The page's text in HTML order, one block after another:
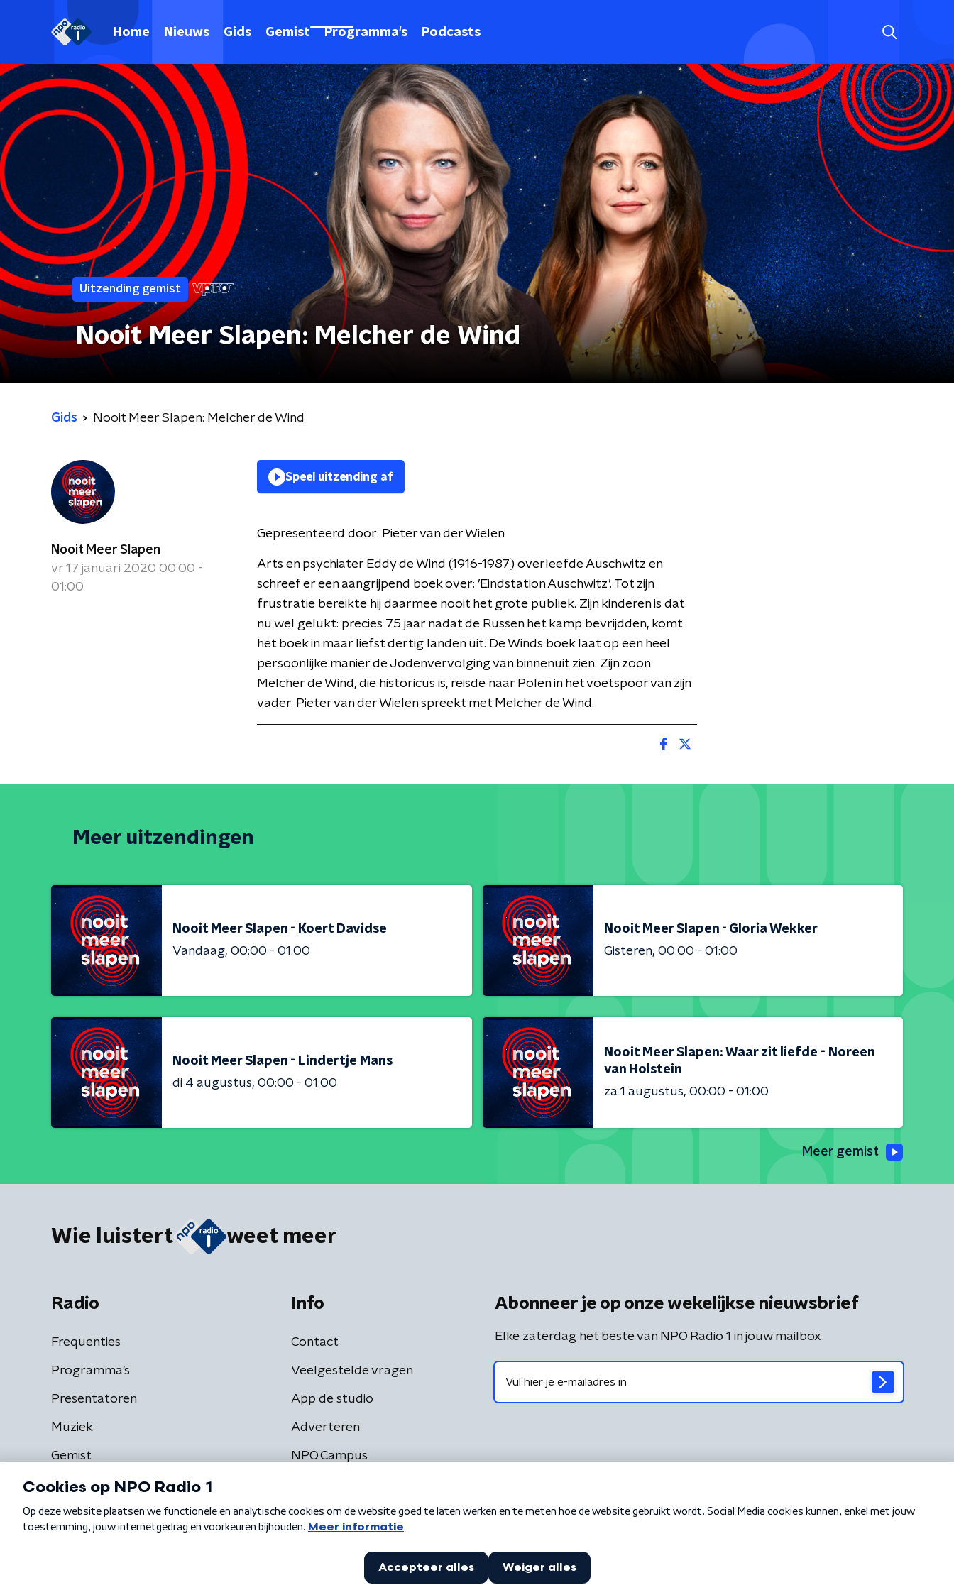
Home Nieuws Gids Gemist Programma's Podcasts
Uitzending gemist
Nooit Meer Slapen: Melcher de Wind
Gids Nooit Meer Slapen: Melcher de Wind
Nooit Meer Slapen
vr 17 januari 2020 00:00 -
01:00
Speel uitzending af
Gepresenteerd door: Pieter van der Wielen
Arts en psychiater Eddy de Wind (1916-1987) overleefde Auschwitz en
schreef er een aangrijpend boek over: ’Eindstation Auschwitz’. Tot zijn
frustratie bereikte hij daarmee nooit het grote publiek. Zijn kinderen is dat
nu wel gelukt: precies 75 jaar nadat de Russen het kamp bevrijdden, komt
het boek in maar liefst dertig landen uit. De Winds boek laat op een heel
persoonlijke manier de Jodenvervolging van binnenuit zien. Zijn zoon
Melcher de Wind, die historicus is, reisde naar Polen in het voetspoor van zijn
vader. Pieter van der Wielen spreekt met Melcher de Wind.
Meer uitzendingen
Nooit Meer Slapen - Koert Davidse
Vandaag 00:00 - 01:00
Nooit Meer Slapen - Gloria Wekker
Gisteren 00:00 - 01:00
Nooit Meer Slapen - Lindertje Mans
di 4 augustus 00:00 - 01:00
Nooit Meer Slapen: Waar zit liefde - Noreen
van Holstein
za 1 augustus 00:00 - 01:00
Meer gemist
Wie luistert weet meer
Radio
Frequenties
Programma's
Presentatoren
Muziek
Gemist
Info
Contact
Veelgestelde vragen
App de studio
Adverteren
NPO Campus
Abonneer je op onze wekelijkse nieuwsbrief
Elke zaterdag het beste van NPO Radio 1 in jouw mailbox
Algemene voorwaarden Privacybeleid